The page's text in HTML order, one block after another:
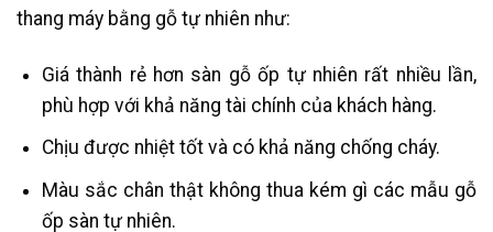
thang máy bằng gỗ tự nhiên như:
Giá thành rẻ hơn sàn gỗ ốp tự nhiên rất nhiều lần,
phù hợp với khả năng tài chính của khách hàng.
Chịu được nhiệt tốt và có khả năng chống cháy.
Màu sắc chân thật không thua kém gì các mẫu gỗ
ốp sàn tự nhiên.